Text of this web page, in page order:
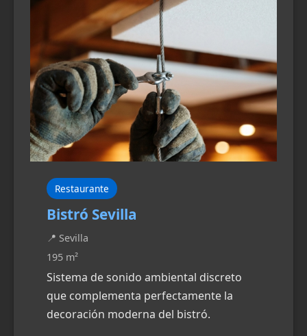
Restaurante
Bistró Sevilla
📍 Sevilla
195 m²
Sistema de sonido ambiental discreto
que complementa perfectamente la
decoración moderna del bistró.